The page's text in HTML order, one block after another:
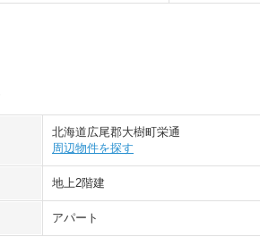
北海道広尾郡大樹町栄通
周辺物件を探す
地上2階建
アパート